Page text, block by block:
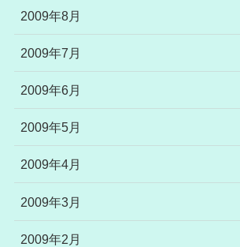
2009年8月
2009年7月
2009年6月
2009年5月
2009年4月
2009年3月
2009年2月